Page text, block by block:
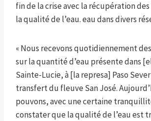
fin de la crise avec la récupération
la qualité de l’eau. eau dans divers
« Nous recevons quotidiennement
sur la quantité d’eau présente dans
Sainte-Lucie, à [la represa] Paso
transfert du fleuve San José.
pouvons, avec une certaine
constater que la qualité de l’eau est